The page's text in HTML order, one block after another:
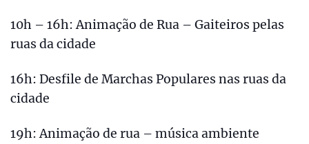
10h – 16h: Animação de Rua – Gaiteiros pelas
ruas da cidade
16h: Desfile de Marchas Populares nas ruas da
cidade
19h: Animação de rua – música ambiente